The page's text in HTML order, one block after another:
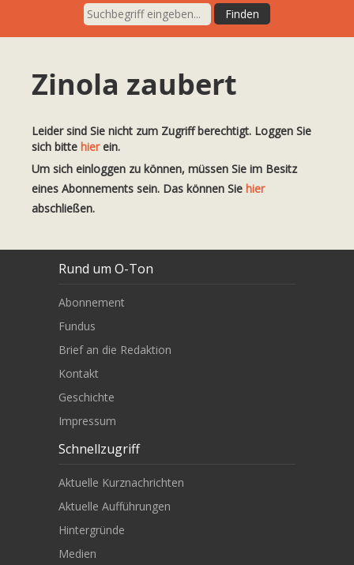
Zinola zaubert
Leider sind Sie nicht zum Zugriff berechtigt. Loggen Sie
sich bitte hierein.
Um sich einloggen zu können, müssen Sie im Besitz
eines Abonnements sein. Das können Sie hier
abschließen.
Rund um O-Ton
Abonnement
Fundus
Brief an die Redaktion
Kontakt
Geschichte
Impressum
Schnellzugriff
Aktuelle Kurznachrichten
Aktuelle Aufführungen
Hintergründe
Medien